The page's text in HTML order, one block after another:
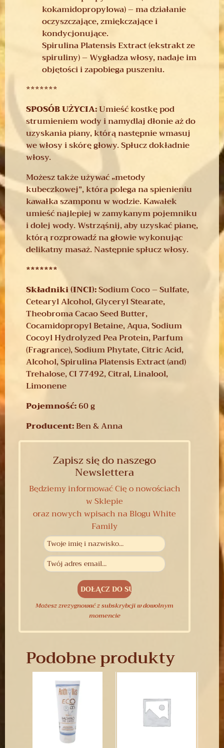
kokamidopropylowa) – ma działanie
oczyszczające, zmiękczające i
kondycjonujące.
Spirulina Platensis Extract (ekstrakt ze
spiruliny) – Wygładza włosy, nadaje im
objętości i zapobiega puszeniu.
*******
SPOSÓB UŻYCIA:Umieść kostkę pod
strumieniem wody i namydlaj dłonie aż do
uzyskania piany, którą następnie wmasuj
we włosy i skórę głowy. Spłucz dokładnie
włosy.
Możesz także używać „metody
kubeczkowej”, która polega na spienieniu
kawałka szamponu w wodzie. Kawałek
umieść najlepiej w zamykanym pojemniku
i dolej wody. Wstrząśnij, aby uzyskać pianę,
którą rozprowadź na głowie wykonując
delikatny masaż. Następnie spłucz włosy.
*******
Składniki (INCI):Sodium Coco – Sulfate,
Cetearyl Alcohol, Glyceryl Stearate,
Theobroma Cacao Seed Butter,
Cocamidopropyl Betaine, Aqua, Sodium
Cocoyl Hydrolyzed Pea Protein, Parfum
(Fragrance), Sodium Phytate, Citric Acid,
Alcohol, Spirulina Platensis Extract (and)
Trehalose, CI 77492, Citral, Linalool,
Limonene
Pojemność:60 g
Producent:Ben & Anna
Zapisz się do naszego
Newslettera
Będziemy informować Cię o nowościach
w Sklepie
oraz nowych wpisach na Blogu White
Family
Możesz zrezygnować z subskrybcji w dowolnym
momencie
Podobne produkty